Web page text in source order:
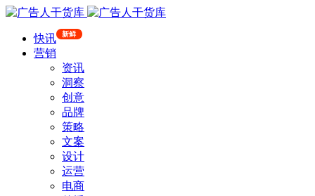
快讯 新鲜
营销
资讯
洞察
创意
品牌
策略
文案
设计
运营
电商